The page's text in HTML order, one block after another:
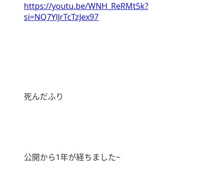
https://youtu.be/WNH_ReRMt5k?
si=NQ7YlJrTcTzJex97
死んだふり
公開から1年が経ちました~